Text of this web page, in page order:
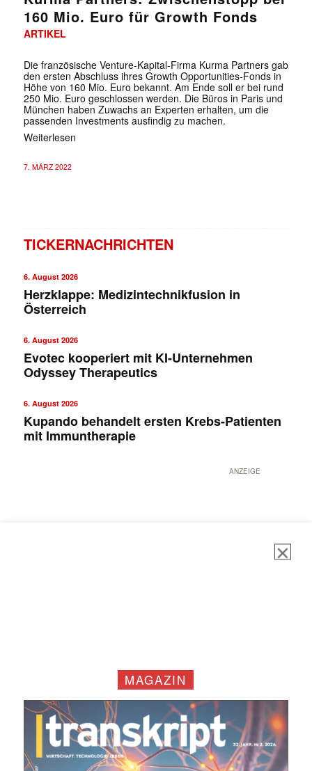
160 Mio. Euro für Growth Fonds
ARTIKEL
Die französische Venture-Kapital-Firma Kurma Partners gab
den ersten Abschluss ihres Growth Opportunities-Fonds in
Höhe von 160 Mio. Euro bekannt. Am Ende soll er bei rund
250 Mio. Euro geschlossen werden. Die Büros in Paris und
München haben Zuwachs an Experten erhalten, um die
passenden Investments ausfindig zu machen.
Weiterlesen
7. MÄRZ 2022
TICKERNACHRICHTEN
6. August 2026
Herzklappe: Medizintechnikfusion in
Österreich
6. August 2026
Evotec kooperiert mit KI-Unternehmen
Odyssey Therapeutics
6. August 2026
Kupando behandelt ersten Krebs-Patienten
mit Immuntherapie
ANZEIGE
MAGAZIN